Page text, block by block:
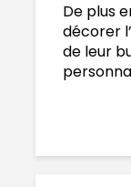
De plus
décorer
de leur